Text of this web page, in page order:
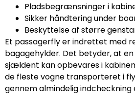
Pladsbegrænsninger i
Sikker håndtering under
Beskyttelse af større
Et passagerfly er indrettet med
bagagehylder. Det betyder, at
sjældent kan opbevares i
de fleste vogne transporteret i
gennem almindelig indcheckning